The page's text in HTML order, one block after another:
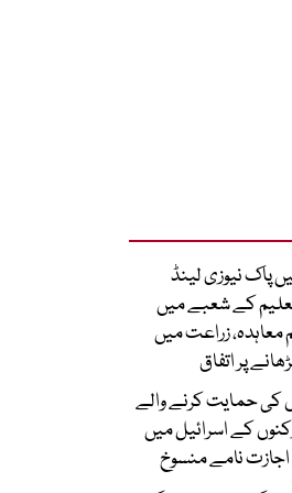
پاک نیوزی لینڈ
کے شعبے میں
معاہدہ، زراعت میں
پر اتفاق
کی حمایت کرنے والے
کے اسرائیل میں
نامے منسوخ